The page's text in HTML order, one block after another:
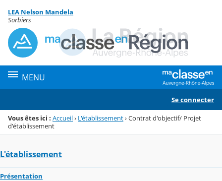
Menu de la rubrique
Contenu
LEA Nelson Mandela
Sorbiers
MENU
Se connecter
Vous êtes ici : Accueil› L'établissement›Contrat d'objectif/ Projet
d'établissement
L'établissement
Présentation